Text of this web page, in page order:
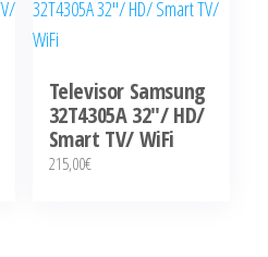
Televisor Samsung
32T4305A 32″/ HD/
Smart TV/ WiFi
215,00€